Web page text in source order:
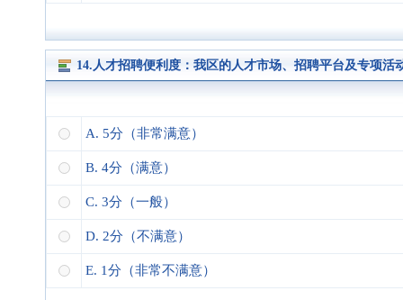
14.人才招聘便利度：我区的人才市场、招聘平台及专项
A. 5分（非常满意）
B. 4分（满意）
C. 3分（一般）
D. 2分（不满意）
E. 1分（非常不满意）